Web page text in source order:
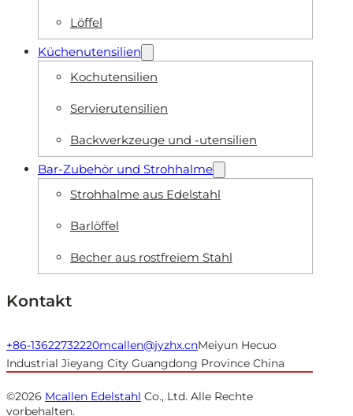
Löffel
Küchenutensilien
Kochutensilien
Servierutensilien
Backwerkzeuge und -utensilien
Bar-Zubehör und Strohhalme
Strohhalme aus Edelstahl
Barlöffel
Becher aus rostfreiem Stahl
Kontakt
+86-13622732220mcallen@jyzhx.cnMeiyun Hecuo
Industrial Jieyang City Guangdong Province China
©2026 Mcallen Edelstahl Co., Ltd. Alle Rechte
vorbehalten.